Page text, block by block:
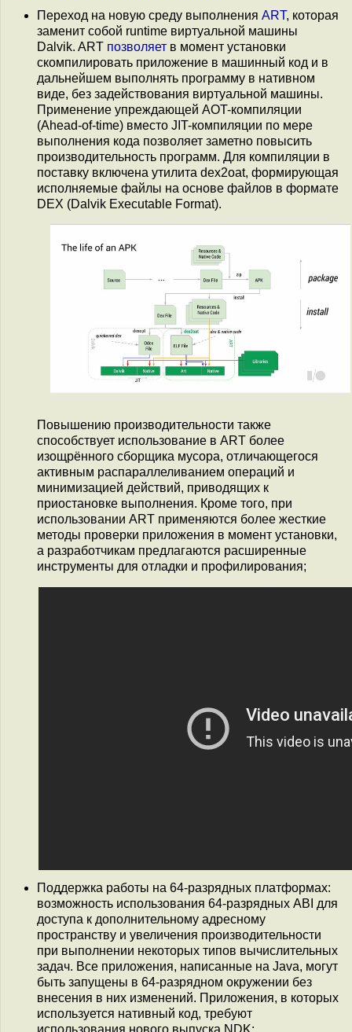
Переход на новую среду выполнения ART, которая
заменит собой runtime виртуальной машины
Dalvik. ART позволяет в момент установки
скомпилировать приложение в машинный код и в
дальнейшем выполнять программу в нативном
виде, без задействования виртуальной машины.
Применение упреждающей AOT-компиляции
(Ahead-of-time) вместо JIT-компиляции по мере
выполнения кода позволяет заметно повысить
производительность программ. Для компиляции в
поставку включена утилита dex2oat, формирующая
исполняемые файлы на основе файлов в формате
DEX (Dalvik Executable Format).
Повышению производительности также
способствует использование в ART более
изощрённого сборщика мусора, отличающегося
активным распараллеливанием операций и
минимизацией действий, приводящих к
приостановке выполнения. Кроме того, при
использовании ART применяются более жесткие
методы проверки приложения в момент установки,
а разработчикам предлагаются расширенные
инструменты для отладки и профилирования;
Поддержка работы на 64-разрядных платформах:
возможность использования 64-разрядных ABI для
доступа к дополнительному адресному
пространству и увеличения производительности
при выполнении некоторых типов вычислительных
задач. Все приложения, написанные на Java, могут
быть запущены в 64-разрядном окружении без
внесения в них изменений. Приложения, в которых
используется нативный код, требуют